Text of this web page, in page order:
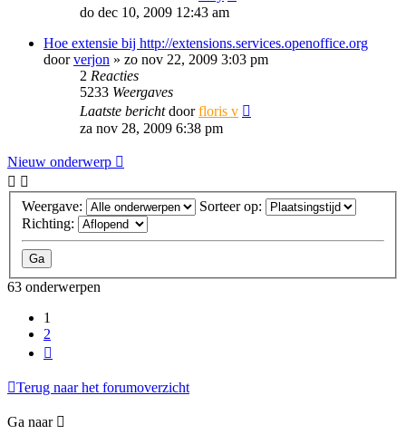
do dec 10, 2009 12:43 am
Hoe extensie bij http://extensions.services.openoffice.org
doorverjon » zo nov 22, 2009 3:03 pm
2 Reacties
5233 Weergaves
Laatste berichtdoorfloris v
za nov 28, 2009 6:38 pm
Nieuw onderwerp
Weergave:
Sorteer op:
Richting:
63 onderwerpen
1
2
Terug naar het forumoverzicht
Ga naar